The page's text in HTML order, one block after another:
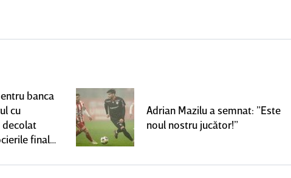
banca
cu
decolat
finale
Adrian Mazilu a semnat: ”Este
noul nostru jucător!”